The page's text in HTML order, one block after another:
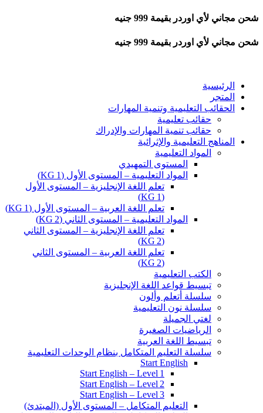
شحن مجاني لأي اوردر بقيمة 999 جنيه
شحن مجاني لأي اوردر بقيمة 999 جنيه
الرئيسية
المتجر
الحقائب التعليمية وتنمية المهارات
حقائب تعليمية
حقائب تنمية المهارات والإدراك
المناهج التعليمية والإثرائية
المواد التعليمية
المستوى التمهيدي
المواد التعليمية – المستوى الأول (KG 1)
تعلم اللغة الإنجليزية – المستوى الأول
(KG 1)
تعلم اللغة العربية – المستوى الأول (KG 1)
المواد التعليمية – المستوى الثاني (KG 2)
تعلم اللغة الإنجليزية – المستوى الثاني
(KG 2)
تعلم اللغة العربية – المستوى الثاني
(KG 2)
الكتب التعليمية
تبسيط قواعد اللغة الإنجليزية
سلسلة أتعلم وألون
سلسلة نون التعليمية
لغتي الجميلة
الرياضيات الصغيرة
تبسيط اللغة العربية
سلسلة التعليم المتكامل بنظام الوحدات التعليمية
Start English
Start English – Level 1
Start English – Level 2
Start English – Level 3
التعليم المتكامل – المستوى الأول (المبتدئ)